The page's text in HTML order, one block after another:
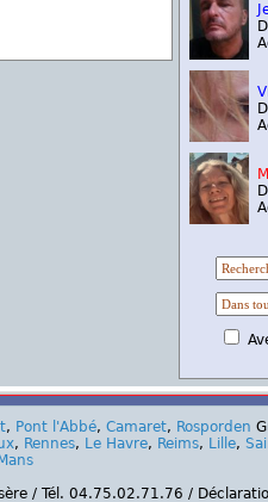
, Pont l'Abbé, Camaret, Rosporden
, Rennes, Le Havre, Reims, Lille,
/ Tél. 04.75.02.71.76 /